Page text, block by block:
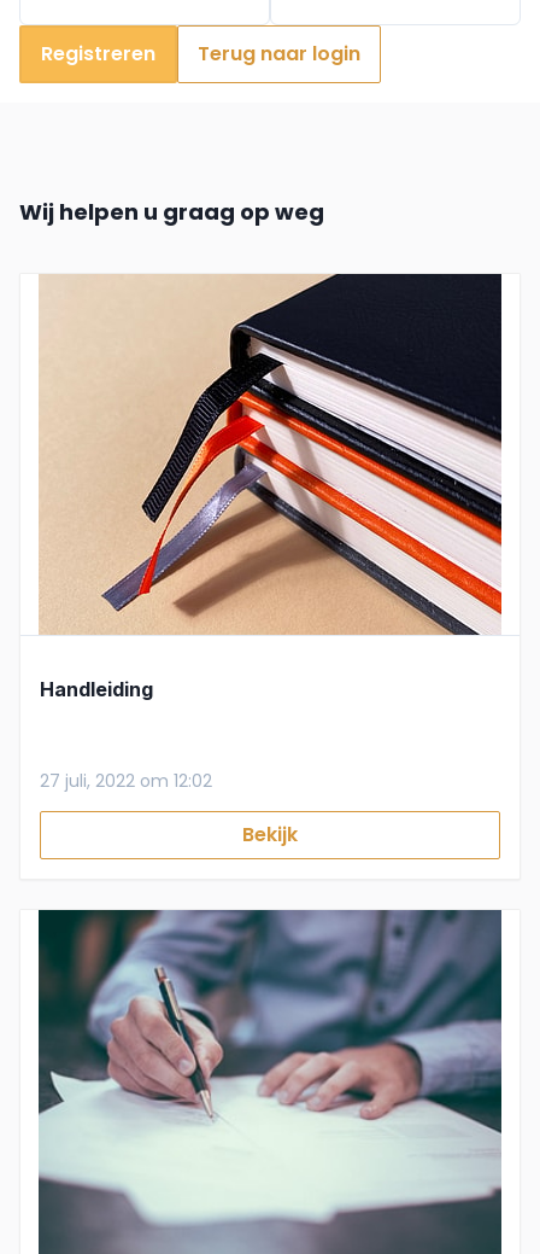
Registreren Terug naar login
Wij helpen u graag op weg
Handleiding
27 juli, 2022 om 12:02
Bekijk